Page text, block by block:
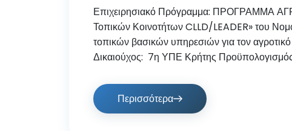
Επιχειρησιακό Πρόγραμμα: ΠΡΟΓΡΑΜΜΑ
Τοπικών Κοινοτήτων CLLD/LEADER» του
τοπικών βασικών υπηρεσιών για τον
Δικαιούχος: 7η ΥΠΕ Κρήτης
Περισσότερα